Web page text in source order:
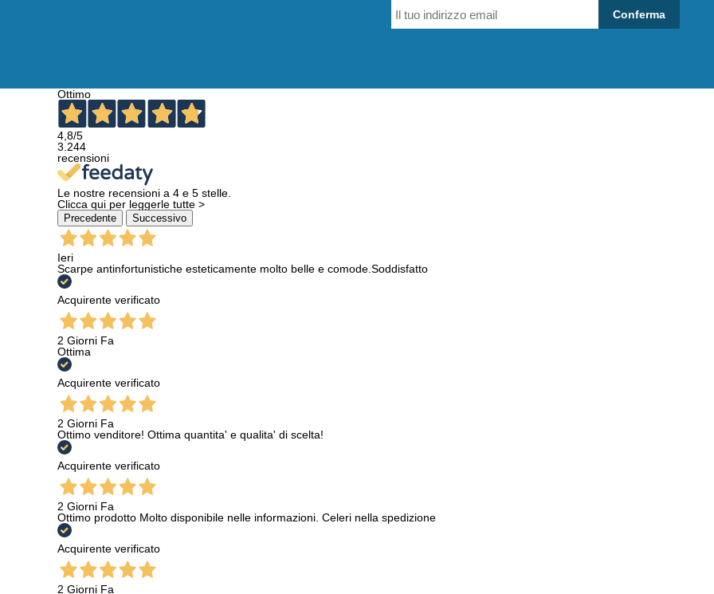
Conferma
Ottimo
4,8/5
3.244
recensioni
Le nostre recensioni a 4 e 5 stelle.
Clicca qui per leggerle tutte >
Precedente Successivo
Ieri
Scarpe antinfortunistiche esteticamente molto belle e comode.Soddisfatto
Acquirente verificato
2 Giorni Fa
Ottima
Acquirente verificato
2 Giorni Fa
Ottimo venditore! Ottima quantita' e qualita' di scelta!
Acquirente verificato
2 Giorni Fa
Ottimo prodotto Molto disponibile nelle informazioni. Celeri nella spedizione
Acquirente verificato
2 Giorni Fa